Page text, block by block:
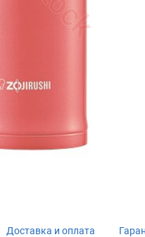
Доставка и оплата